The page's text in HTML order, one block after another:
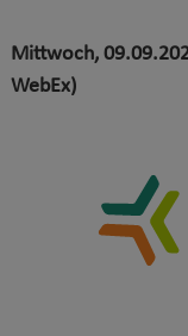
Mittwoch,
WebEx)